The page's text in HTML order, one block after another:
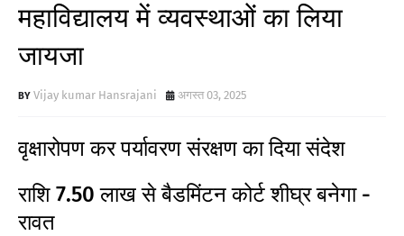
महाविद्यालय में व्यवस्थाओं का लिया
जायजा
Vijay kumar Hansrajani अगस्त 03, 2025
वृक्षारोपण कर पर्यावरण संरक्षण का दिया संदेश
राशि 7.50 लाख से बैडमिंटन कोर्ट शीघ्र बनेगा -
रावत